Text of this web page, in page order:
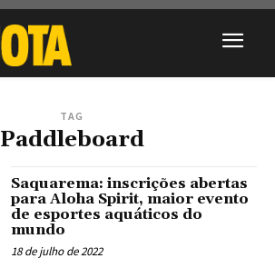
TAG
Paddleboard
Saquarema: inscrições abertas
para Aloha Spirit, maior evento
de esportes aquáticos do
mundo
18 de julho de 2022